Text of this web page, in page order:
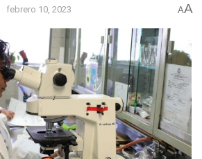
febrero 10, 2023 AA